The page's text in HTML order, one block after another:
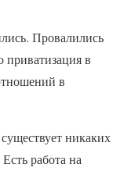
Провалились
приватизация в
в
никаких
работа на